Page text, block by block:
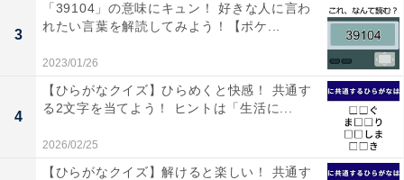
3
「39104」の意味にキュン！ 好きな人に言わ
れたい言葉を解読してみよう！【ポケ...
2023/01/26
4
【ひらがなクイズ】ひらめくと快感！ 共通す
る2文字を当てよう！ ヒントは「生活に...
2026/02/25
【ひらがなクイズ】解けると楽しい！ 共通す